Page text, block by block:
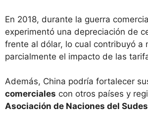
En 2018, durante la guerra
experimentó una depreciación de
frente al dólar, lo cual contribuyó a
parcialmente el impacto de las
Además, China podría fortalecer
comerciales con otros países y
Asociación de Naciones del